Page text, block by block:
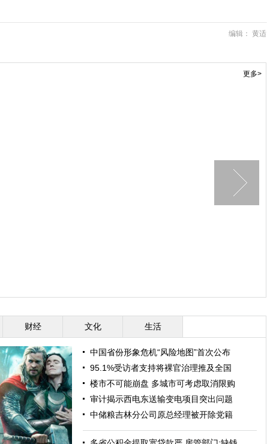
编辑： 黄适
更多>
财经 文化 生活
中国省份形象危机“风险地图”首次公布
95.1%受访者支持将裸官治理推及全国
楼市不可能崩盘 多城市可考虑取消限购
审计揭示西电东送输变电项目突出问题
中储粮吉林分公司原总经理被开除党籍